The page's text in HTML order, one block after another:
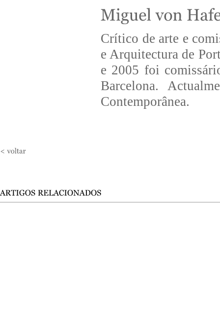
Crítico de arte e
e Arquitectura de
e 2005 foi
Barcelona.
Contemporânea.